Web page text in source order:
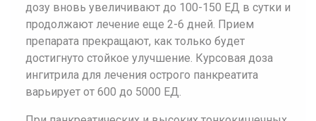
дозу вновь увеличивают до 100-150 ЕД в сутки и
продолжают лечение еще 2-6 дней. Прием
препарата прекращают, как только будет
достигнуто стойкое улучшение. Курсовая доза
ингитрила для лечения острого панкреатита
варьирует от 600 до 5000 ЕД.